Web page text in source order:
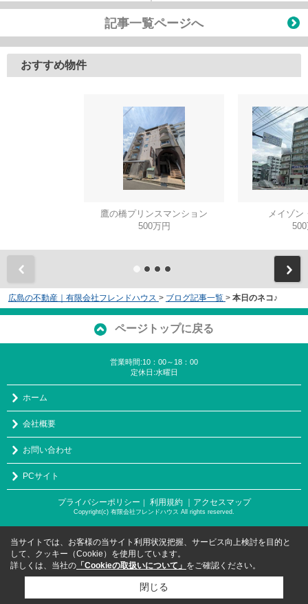
記事一覧ページへ
おすすめ物件
鷹の橋プリンスマンション
500万円
メイゾン
広島の不動産｜有限会社フレンドハウス > ブログ記事一覧 > 本日のネコ♪
ページトップに戻る
営業時間:10：00～18：00
定休日:水曜日
ホーム
会社概要
お問い合わせ
PCサイト
プライバシーポリシー ｜ 利用規約 ｜アクセスマップ
Copyright(c) 有限会社フレンドハウス All rights reserved.
当サイトでは、お客様の当サイト利用状況把握、サービス向上検討を目的と
して、クッキー（Cookie）を使用しています。
詳しくは、当社の 「Cookieの取扱いについて」 をご確認ください。
閉じる